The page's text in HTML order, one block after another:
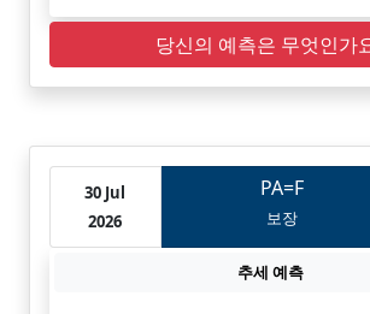
당신의 예측은 무엇인가
30 Jul
2026
PA=F
보장
추세 예측